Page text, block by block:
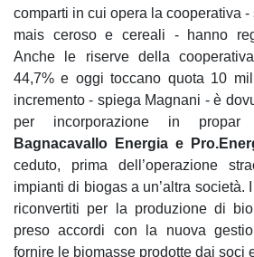
comparti in cui opera la cooperativa -
mais ceroso e cereali - hanno
Anche le riserve della
44,7% e oggi toccano quota 10
incremento - spiega Magnani - è
per incorporazione in
Bagnacavallo Energia e
ceduto, prima dell’operazione
impianti di biogas a un’altra società.
riconvertiti per la produzione di
preso accordi con la nuova
fornire le biomasse prodotte dai soci